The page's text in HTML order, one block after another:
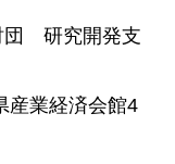
団 研究開発支
産業経済会館4